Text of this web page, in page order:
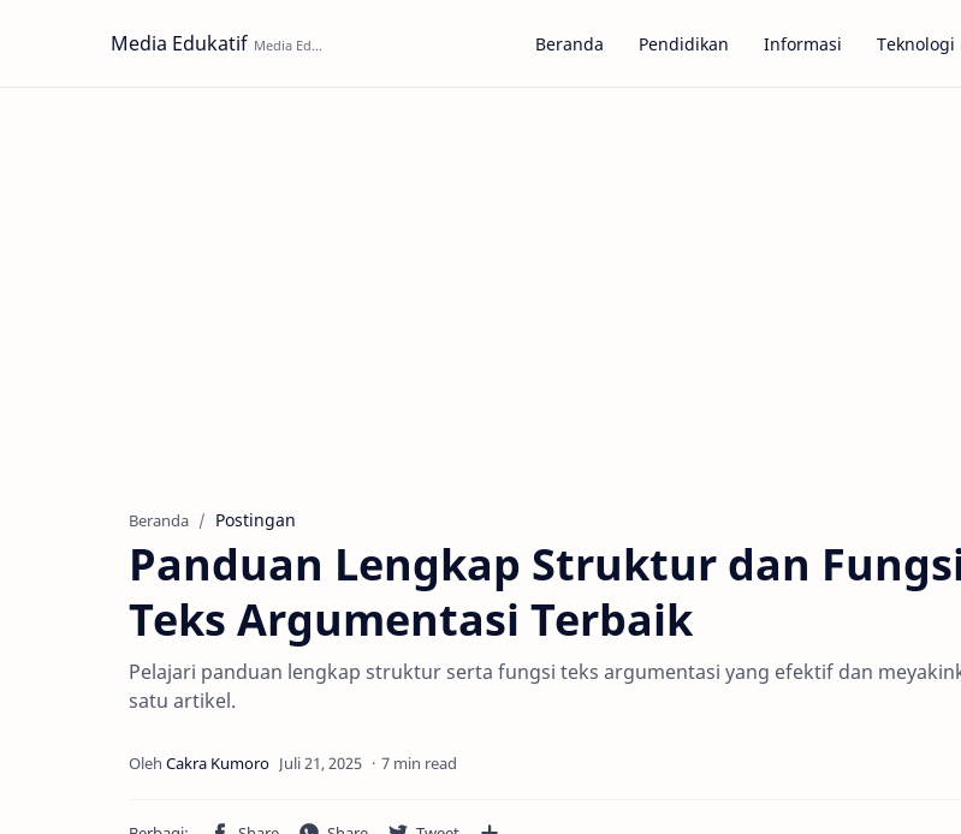
Media Edukatif Beranda Pendidikan Informasi Teknologi
Beranda Postingan
Panduan Lengkap Struktur dan
Teks Argumentasi Terbaik
Pelajari panduan lengkap struktur serta fungsi teks argumentasi yang efektif dan
satu artikel.
7 min read